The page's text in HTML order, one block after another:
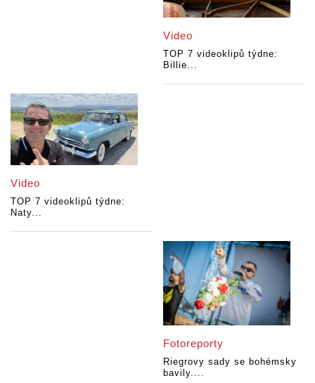
Video
TOP 7 videoklipů týdne:
Billie...
Video
TOP 7 videoklipů týdne:
Naty...
Fotoreporty
Riegrovy sady se bohémsky
bavily....